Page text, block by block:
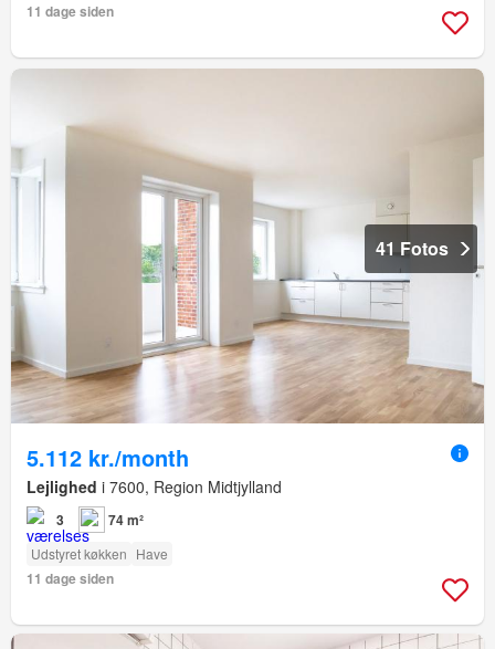
11 dage siden
41 Fotos
5.112 kr./month
Lejlighed i 7600, Region Midtjylland
3 74 m²
Udstyret køkken Have
11 dage siden